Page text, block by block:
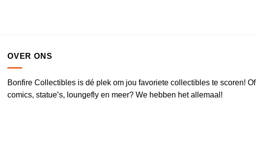
OVER ONS
Bonfire Collectibles is dé plek om jou favoriete collectibles te scoren!
comics, statue’s, loungefly en meer? We hebben het allemaal!